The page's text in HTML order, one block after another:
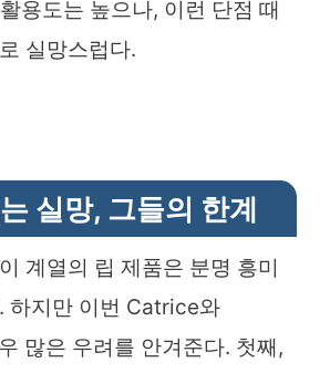
용도는 높으나, 이런 단점 때
실망스럽다.
실망, 그들의 한계
계열의 립 제품은 분명 흥미
하지만 이번 Catrice와
많은 우려를 안겨준다. 첫째,